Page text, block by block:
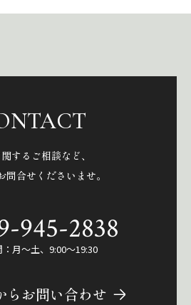
するご相談など、
問合せくださいませ。
945-2838
月～土、9:00～19:30
らお問い合わせ